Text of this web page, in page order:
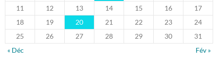
11
12 13 14 15 16
17
18
19 20 21 22 23
24
25
26 27 28 29 30
31
« Déc
Fév »